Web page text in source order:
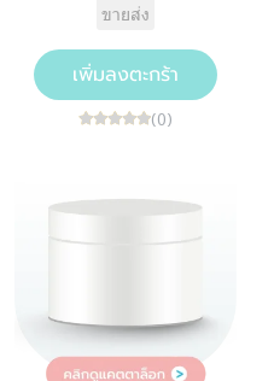
ขายส่ง
เพิ่มลงตะกร้า
(0)